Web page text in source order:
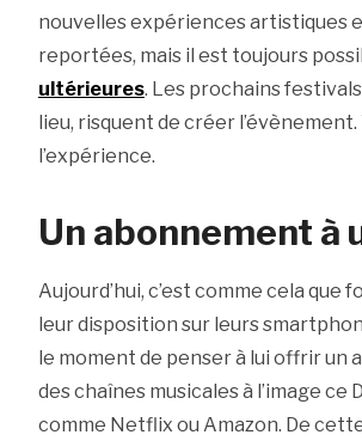
nouvelles expériences artistiques
reportées, mais il est toujours
ultérieures. Les prochains
lieu, risquent de créer
l’expérience.
Un abonnement à
Aujourd’hui, c’est comme cela que
leur disposition sur leurs
le moment de penser à lui offrir un
des chaînes musicales à l’image ce
comme Netflix ou Amazon. De